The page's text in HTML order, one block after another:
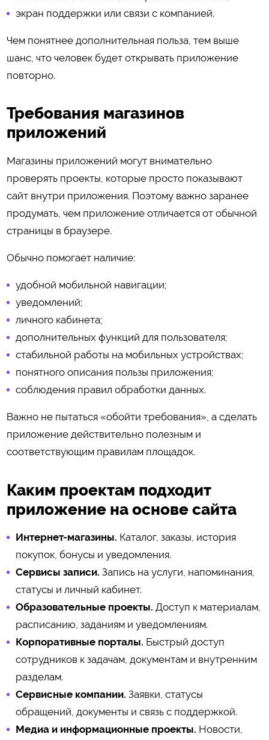
экран поддержки или связи с компанией.
Чем понятнее дополнительная польза, тем выше
шанс, что человек будет открывать приложение
повторно.
Требования магазинов
приложений
Магазины приложений могут внимательно
проверять проекты, которые просто показывают
сайт внутри приложения. Поэтому важно заранее
продумать, чем приложение отличается от обычной
страницы в браузере.
Обычно помогает наличие:
удобной мобильной навигации;
уведомлений;
личного кабинета;
дополнительных функций для пользователя;
стабильной работы на мобильных устройствах;
понятного описания пользы приложения;
соблюдения правил обработки данных.
Важно не пытаться «обойти требования», а сделать
приложение действительно полезным и
соответствующим правилам площадок.
Каким проектам подходит
приложение на основе сайта
Интернет-магазины. Каталог, заказы, история
покупок, бонусы и уведомления.
Сервисы записи. Запись на услуги, напоминания,
статусы и личный кабинет.
Образовательные проекты. Доступ к материалам,
расписанию, заданиям и уведомлениям.
Корпоративные порталы. Быстрый доступ
сотрудников к задачам, документам и внутренним
разделам.
Сервисные компании. Заявки, статусы
обращений, документы и связь с поддержкой.
Медиа и информационные проекты. Новости,